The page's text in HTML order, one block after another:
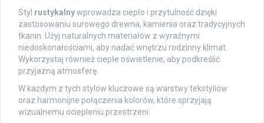
Styl rustykalnywprowadza ciepło i przytulność dzięki
zastosowaniu surowego drewna, kamienia oraz tradycyjnych
tkanin. Użyj naturalnych materiałów z wyraźnymi
niedoskonałościami, aby nadać wnętrzu rodzinny klimat.
Wykorzystaj również ciepłe oświetlenie, aby podkreślić
przyjazną atmosferę.
W każdym z tych stylów kluczowe są warstwy tekstyliów
oraz harmonijne połączenia kolorów, które sprzyjają
wizualnemu ociepleniu przestrzeni.